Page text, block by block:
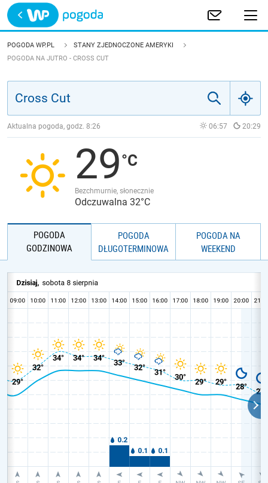
Trwa ładowanie
POLSKA
JAKOŚĆ POWIETRZA
POGODA WP.PL
STANY ZJEDNOCZONE AMERYKI
POGODA NA JUTRO - CROSS CUT
Aktualna pogoda, godz. 8:26 06:57 20:29
29
Bezchmurnie, słonecznie
Odczuwalna 32°C
POGODA
GODZINOWA
POGODA
DŁUGOTERMINOWA
POGODA NA
WEEKEND